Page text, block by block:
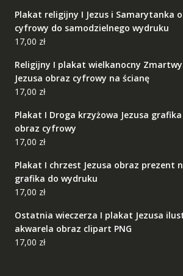
Plakat religijny I Jezus i Samarytanka
cyfrowy do samodzielnego wydruku
17,00 zł
Religijny I plakat wielkanocny
Jezusa obraz cyfrowy na ścianę
17,00 zł
Plakat I Droga krzyżowa Jezusa
obraz cyfrowy
17,00 zł
Plakat I chrzest Jezusa obraz prezent
grafika do wydruku
17,00 zł
Ostatnia wieczerza I plakat Jezusa
akwarela obraz clipart PNG
17,00 zł